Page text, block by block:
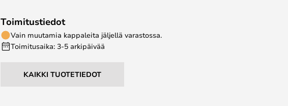
Toimitustiedot
Vain muutamia kappaleita jäljellä varastossa.
Toimitusaika: 3-5 arkipäivää
KAIKKI TUOTETIEDOT